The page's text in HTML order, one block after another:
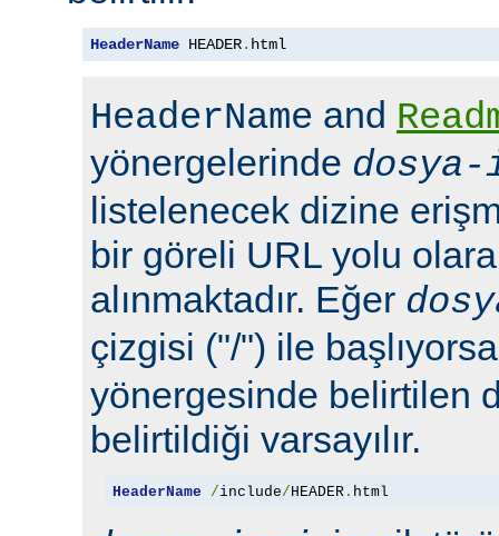
HeaderName HEADER. html
HeaderName and
yönergelerinde
listelenecek dizine
bir göreli URL yolu
alınmaktadır. Eğer
çizgisi ("/") ile
yönergesinde belirtilen
belirtildiği varsayılır.
HeaderName /include/ HEADER. html